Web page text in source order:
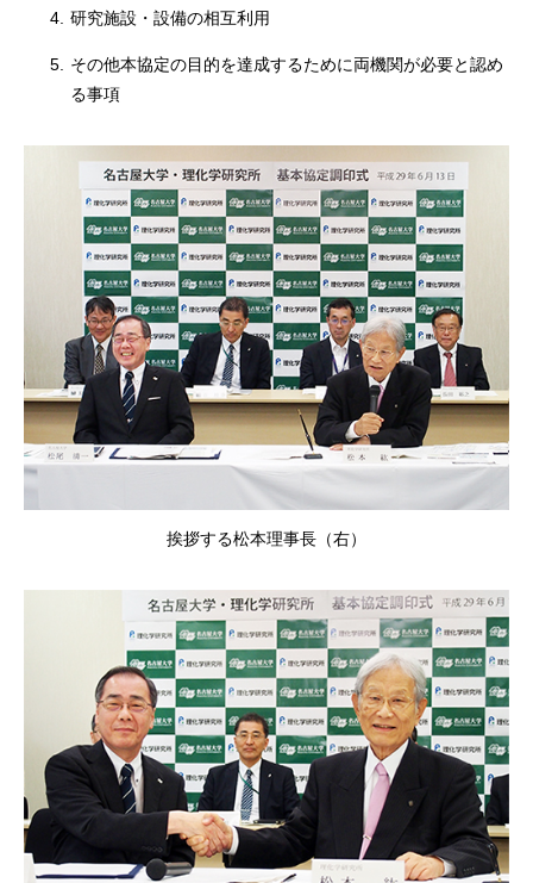
4. 研究施設・設備の相互利用
5.
その他本協定の目的を達成するために両機関が必要と認め
る事項
挨拶する松本理事長（右）